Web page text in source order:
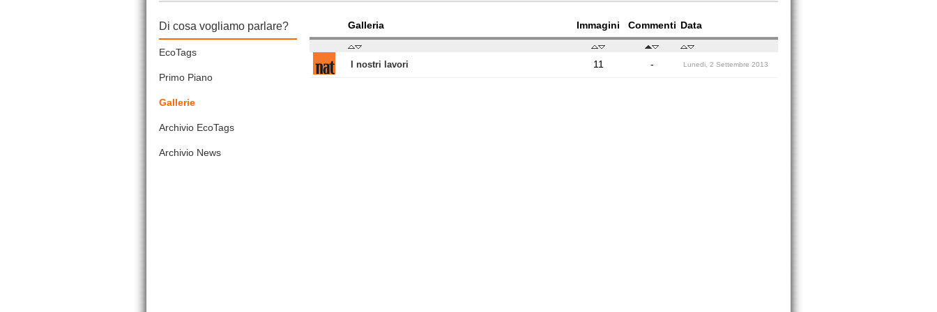
Galleria Immagini Commenti Data
I nostri lavori 11 - Lunedi, 2 Settembre 2013
Di cosa vogliamo parlare?
EcoTags
Primo Piano
Gallerie
Archivio EcoTags
Archivio News